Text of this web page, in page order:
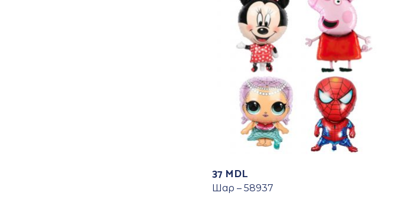
37 MDL
Шар – 58937